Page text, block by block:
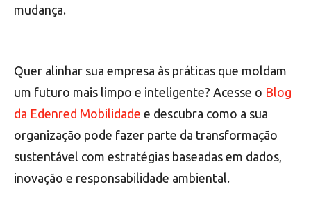
mudança.
Quer alinhar sua empresa às práticas que moldam
um futuro mais limpo e inteligente? Acesse o Blog
da Edenred Mobilidade e descubra como a sua
organização pode fazer parte da transformação
sustentável com estratégias baseadas em dados,
inovação e responsabilidade ambiental.